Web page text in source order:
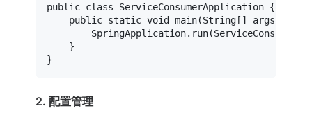
public class ServiceConsumerApplication {
public static void main(String[] args)
    }
2. 配置管理